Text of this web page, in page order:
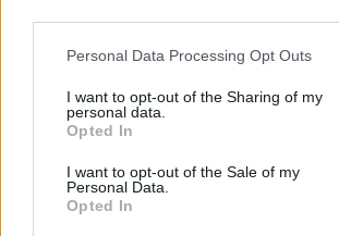
Please note that this website/app uses one
not limited to your visit or usage behaviour.
grant or deny consent to Google and its
use your data for below specified purposes
consent section.
Personal Data Processing Opt Outs
I want to opt-out of the Sharing of my
personal data.
Opted In
I want to opt-out of the Sale of my
Personal Data.
Opted In